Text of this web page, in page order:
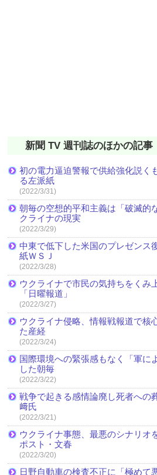
新聞 TV 週刊誌のほかの記事
初の電力逼迫警報で供給強化説く
る左派紙
(2022/3/31)
朝毎の空想的平和主義は「破滅的
クライナの現実
(2022/3/29)
中東で低下した米国のプレゼンス
紙ＷＳＪ
(2022/3/28)
ウクライナで市民の気持ちをくみ
「日曜報道」
(2022/3/27)
ウクライナ侵略、情報戦報道で核
た産経
(2022/3/24)
国際環境への緊張感もなく「軍に
した朝毎
(2022/3/22)
戦争で起きる感情論廃し死者への
﨑氏
(2022/3/21)
ウクライナ事態、最悪のシナリオ
ポスト・文春
(2022/3/20)
日野自動車の検査不正に「極めて